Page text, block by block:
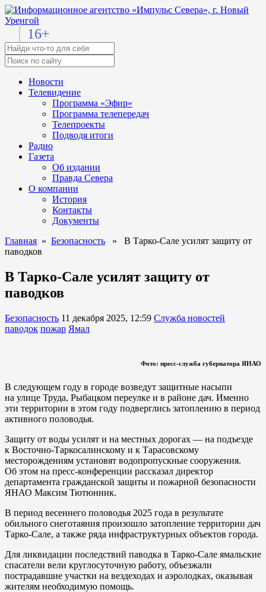
16+
Новости
Телевидение
Программа «Эфир»
Программа телепередач
Телепроекты
Подводя итоги
Радио
Газета
Об издании
Правда Севера
О компании
История
Контакты
Документы
Главная » Безопасность » В Тарко-Сале усилят защиту от
паводков
В Тарко-Сале усилят защиту от
паводков
Безопасность 11 декабря 2025, 12:59 Служба новостей
паводок пожар Ямал
Фото: пресс-служба губернатора ЯНАО
В следующем году в городе возведут защитные насыпи
на улице Труда, Рыбацком переулке и в районе дач. Именно
эти территории в этом году подверглись затоплению в период
активного половодья.
Защиту от воды усилят и на местных дорогах — на подъезде
к Восточно-Таркосалинскому и к Тарасовскому
месторождениям установят водопропускные сооружения.
Об этом на пресс-конференции рассказал директор
департамента гражданской защиты и пожарной безопасности
ЯНАО Максим Тютюнник.
В период весеннего половодья 2025 года в результате
обильного снеготаяния произошло затопление территории дач
Тарко-Сале, а также ряда инфраструктурных объектов города.
Для ликвидации последствий паводка в Тарко-Сале ямальские
спасатели вели круглосуточную работу, объезжали
пострадавшие участки на вездеходах и аэролодках, оказывая
жителям необходимую помощь.